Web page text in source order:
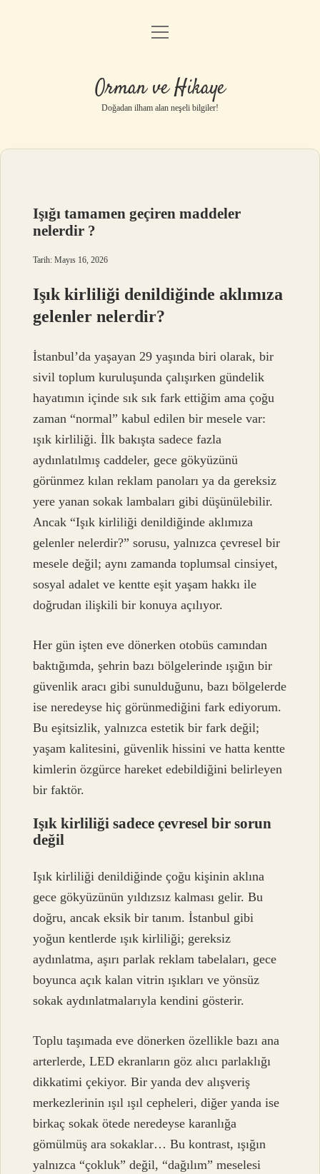
Anasayfa
Yasal Uyarı
menüyü
Orman ve Hikaye
Doğadan ilham alan neşeli bilgiler!
Işığı tamamen geçiren maddeler
nelerdir ?
Tarih: Mayıs 16, 2026
Işık kirliliği denildiğinde aklımıza
gelenler nelerdir?
İstanbul’da yaşayan 29 yaşında biri olarak, bir
sivil toplum kuruluşunda çalışırken gündelik
hayatımın içinde sık sık fark ettiğim ama çoğu
zaman “normal” kabul edilen bir mesele var:
ışık kirliliği. İlk bakışta sadece fazla
aydınlatılmış caddeler, gece gökyüzünü
görünmez kılan reklam panoları ya da gereksiz
yere yanan sokak lambaları gibi düşünülebilir.
Ancak “Işık kirliliği denildiğinde aklımıza
gelenler nelerdir?” sorusu, yalnızca çevresel bir
mesele değil; aynı zamanda toplumsal cinsiyet,
sosyal adalet ve kentte eşit yaşam hakkı ile
doğrudan ilişkili bir konuya açılıyor.
Her gün işten eve dönerken otobüs camından
baktığımda, şehrin bazı bölgelerinde ışığın bir
güvenlik aracı gibi sunulduğunu, bazı bölgelerde
ise neredeyse hiç görünmediğini fark ediyorum.
Bu eşitsizlik, yalnızca estetik bir fark değil;
yaşam kalitesini, güvenlik hissini ve hatta kentte
kimlerin özgürce hareket edebildiğini belirleyen
bir faktör.
Işık kirliliği sadece çevresel bir sorun
değil
Işık kirliliği denildiğinde çoğu kişinin aklına
gece gökyüzünün yıldızsız kalması gelir. Bu
doğru, ancak eksik bir tanım. İstanbul gibi
yoğun kentlerde ışık kirliliği; gereksiz
aydınlatma, aşırı parlak reklam tabelaları, gece
boyunca açık kalan vitrin ışıkları ve yönsüz
sokak aydınlatmalarıyla kendini gösterir.
Toplu taşımada eve dönerken özellikle bazı ana
arterlerde, LED ekranların göz alıcı parlaklığı
dikkatimi çekiyor. Bir yanda dev alışveriş
merkezlerinin ışıl ışıl cepheleri, diğer yanda ise
birkaç sokak ötede neredeyse karanlığa
gömülmüş ara sokaklar… Bu kontrast, ışığın
yalnızca “çokluk” değil, “dağılım” meselesi